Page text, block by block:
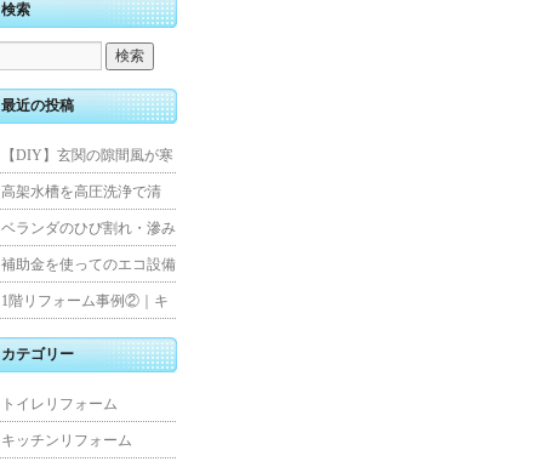
検索
最近の投稿
【DIY】玄関の隙間風が寒
くて断熱ドアに交換しまし
た
高架水槽を高圧洗浄で清
掃！衛生的な給水環境を維
持｜施工事例
ベランダのひび割れ・滲み
を解消！賃貸マンション防
水工事
補助金を使ってのエコ設備
住宅リフォーム
1階リフォーム事例②｜キ
ッチン・床・収納を一新
し、扉新設で動線を整えた
全面改修
カテゴリー
トイレリフォーム
キッチンリフォーム